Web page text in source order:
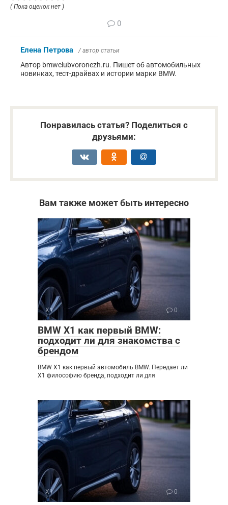
( Пока оценок нет )
0
Елена Петрова / автор статьи
Автор bmwclubvoronezh.ru. Пишет об автомобильных
новинках, тест-драйвах и истории марки BMW.
Понравилась статья? Поделиться с
друзьями:
Вам также может быть интересно
X1 0
BMW X1 как первый BMW:
подходит ли для знакомства с
брендом
BMW X1 как первый автомобиль BMW. Передает ли
X1 философию бренда, подходит ли для
X1 0